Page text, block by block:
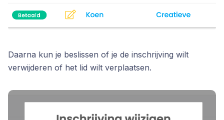
Daarna kun je beslissen of je de inschrijving wilt
verwijderen of het lid wilt verplaatsen.